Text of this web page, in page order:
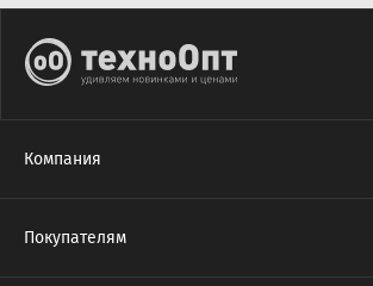
Компания
Покупателям